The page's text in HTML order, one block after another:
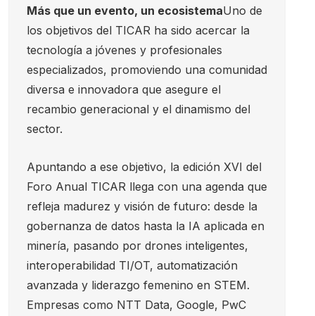
Más que un evento, un ecosistemaUno de
los objetivos del TICAR ha sido acercar la
tecnología a jóvenes y profesionales
especializados, promoviendo una comunidad
diversa e innovadora que asegure el
recambio generacional y el dinamismo del
sector.
Apuntando a ese objetivo, la edición XVI del
Foro Anual TICAR llega con una agenda que
refleja madurez y visión de futuro: desde la
gobernanza de datos hasta la IA aplicada en
minería, pasando por drones inteligentes,
interoperabilidad TI/OT, automatización
avanzada y liderazgo femenino en STEM.
Empresas como NTT Data, Google, PwC